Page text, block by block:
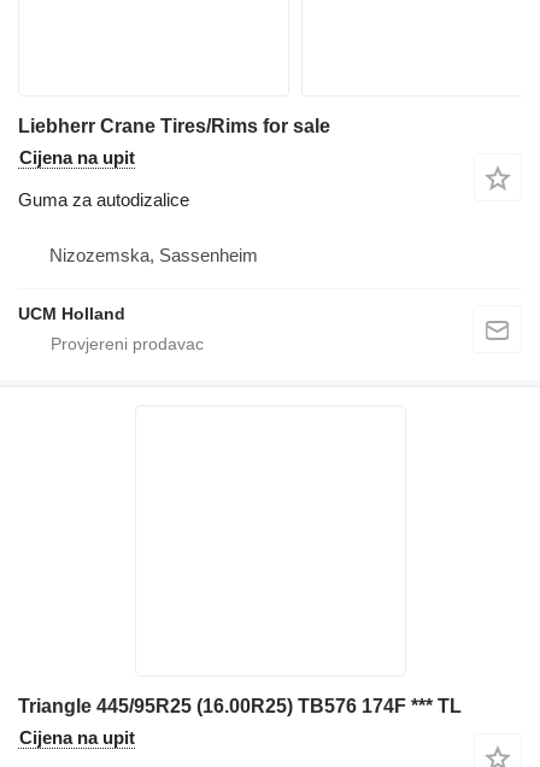
Liebherr Crane Tires/Rims for sale
Cijena na upit
Guma za autodizalice
Nizozemska, Sassenheim
UCM Holland
Triangle 445/95R25 (16.00R25) TB576 174F *** TL
Cijena na upit